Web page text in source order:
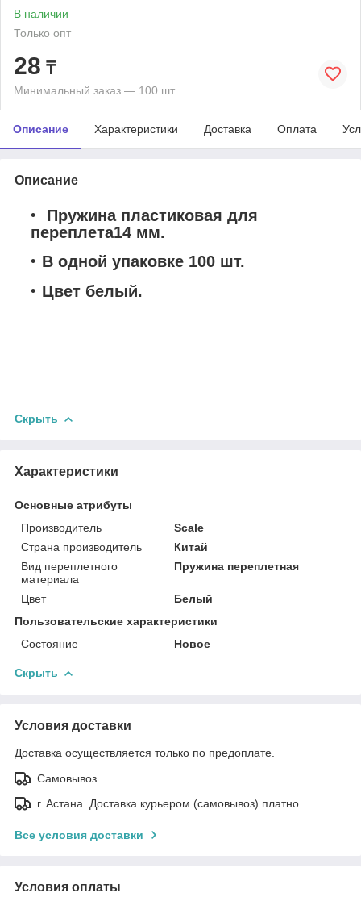
В наличии
Только опт
28 ₸
Минимальный заказ — 100 шт.
Описание Характеристики Доставка Оплата
Описание
Пружина пластиковая для
переплета14 мм.
В одной упаковке 100 шт.
Цвет белый.
Скрыть
Характеристики
Основные атрибуты
Производитель
Scale
Страна производитель
Китай
Вид переплетного
материала
Пружина переплетная
Цвет
Белый
Пользовательские характеристики
Состояние
Новое
Скрыть
Условия доставки
Доставка осуществляется только по предоплате.
Самовывоз
г. Астана. Доставка курьером (самовывоз) платно
Все условия доставки
Условия оплаты